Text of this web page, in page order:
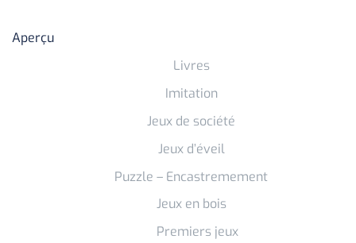
Aperçu
Livres
Imitation
Jeux de société
Jeux d’éveil
Puzzle – Encastremement
Jeux en bois
Premiers jeux